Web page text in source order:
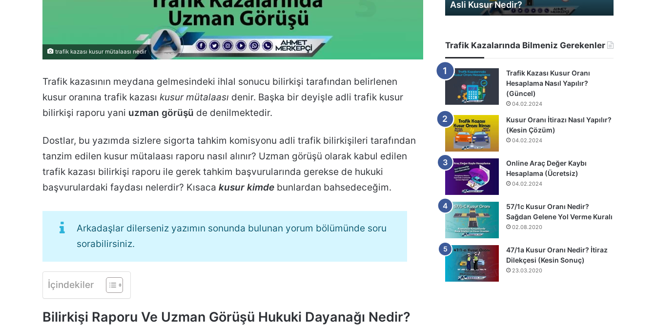
trafik kazası kusur mütalaası nedir
Trafik kazasının meydana gelmesindeki ihlal sonucu bilirkişi tarafından belirlenen
kusur oranına trafik kazası kusur mütalaası denir. Başka bir deyişle adli trafik kusur
bilirkişi raporu yani uzman görüşü de denilmektedir.
Dostlar, bu yazımda sizlere sigorta tahkim komisyonu adli trafik bilirkişileri tarafından
tanzim edilen kusur mütalaası raporu nasıl alınır? Uzman görüşü olarak kabul edilen
trafik kazası bilirkişi raporu ile gerek tahkim başvurularında gerekse de hukuki
başvurulardaki faydası nelerdir? Kısaca kusur kimde bunlardan bahsedeceğim.
Arkadaşlar dilerseniz yazımın sonunda bulunan yorum bölümünde soru
sorabilirsiniz.
İçindekiler
Bilirkişi Raporu Ve Uzman Görüşü Hukuki Dayanağı Nedir?
Tali Kusur Nedir? Asli Kusur Nedir? Araç Değer Kaybı Hesaplama
Trafik Kazalarında Bilmeniz Gerekenler
Trafik Kazası Kusur Oranı
Hesaplama Nasıl Yapılır?
(Güncel)
04.02.2024
Kusur Oranı İtirazı Nasıl Yapılır?
(Kesin Çözüm)
04.02.2024
Online Araç Değer Kaybı
Hesaplama (Ücretsiz)
04.02.2024
57/1c Kusur Oranı Nedir?
Sağdan Gelene Yol Verme Kuralı
02.08.2020
47/1a Kusur Oranı Nedir? İtiraz
Dilekçesi (Kesin Sonuç)
23.03.2020